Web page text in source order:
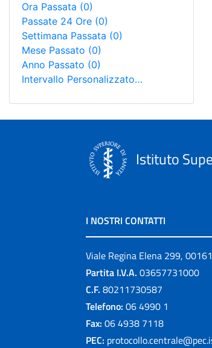
Ora Passata (0)
Passate 24 Ore (0)
Settimana Passata (0)
Mese Passato (0)
Anno Passato (0)
Intervallo Personalizzato…
Istituto
I NOSTRI CONTATTI
Viale Regina Elena 299,
Partita I.V.A. 03657731000
C.F. 80211730587
Telefono: 06 4990 1
Fax: 06 4938 7118
PEC: